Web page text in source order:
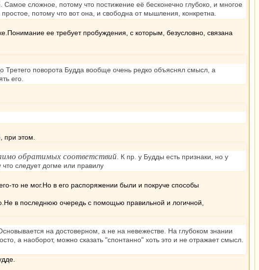
сложное, потому что постижение её бесконечно глубоко, и многое
потому что вот она, и свободна от мышления, конкретна.
ее требует пробуждения, с которым, безусловно, связана
Третего поворота Будда вообще очень редко объяснял смысл, а
его.
при этом.
обратимых соответствий . К пр. у Будды есть признаки, но у
что следует догме или правилу
то не мог.Но в его распоряжении были и покруче способы
в последнюю очередь с помощью правильной и логичной,
на достоверном, а не на невежестве. На глубоком знании
а наоборот, можно сказать "спонтанно" хоть это и не отражает смысл.